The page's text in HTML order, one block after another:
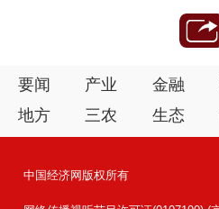
要闻 产业 金融
地方
三农 生态
中国经济网版权所有